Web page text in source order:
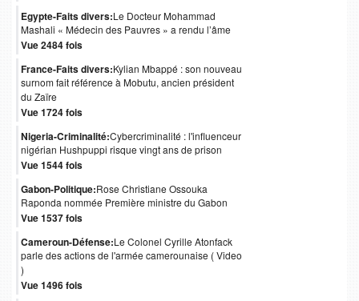
Egypte-Faits divers:Le Docteur Mohammad
Mashali « Médecin des Pauvres » a rendu l’âme
Vue 2484 fois
France-Faits divers:Kylian Mbappé : son nouveau
surnom fait référence à Mobutu, ancien président
du Zaïre
Vue 1724 fois
Nigeria-Criminalité:Cybercriminalité : l'influenceur
nigérian Hushpuppi risque vingt ans de prison
Vue 1544 fois
Gabon-Politique:Rose Christiane Ossouka
Raponda nommée Première ministre du Gabon
Vue 1537 fois
Cameroun-Défense:Le Colonel Cyrille Atonfack
parle des actions de l'armée camerounaise ( Video
)
Vue 1496 fois